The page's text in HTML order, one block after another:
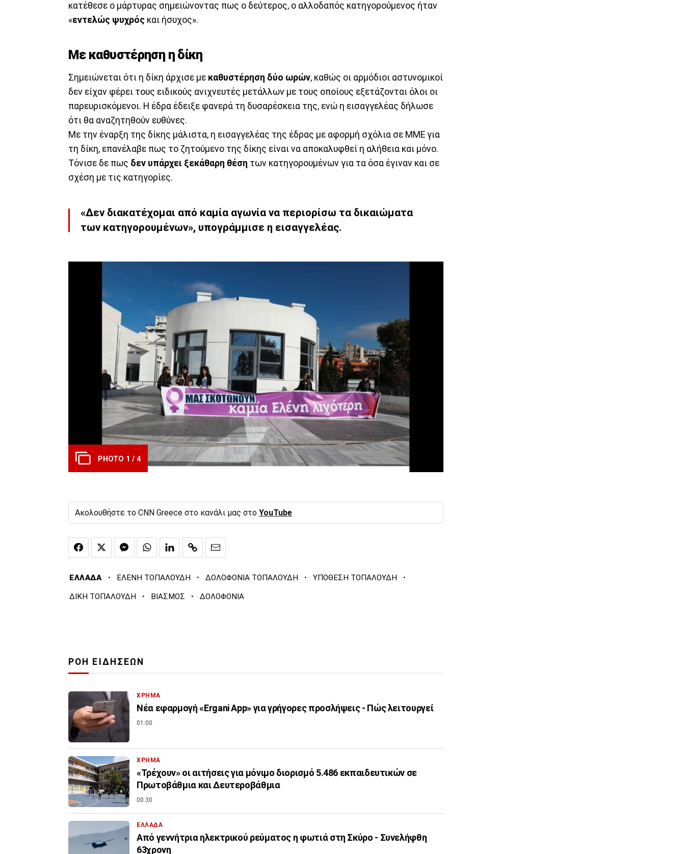
κατέθεσε ο μάρτυρας σημειώνοντας πως ο δεύτερος, ο αλλοδαπός κατηγορούμενος ήταν
«εντελώς ψυχρός και ήσυχος».
Με καθυστέρηση η δίκη
Σημειώνεται ότι η δίκη άρχισε με καθυστέρηση δύο ωρών, καθώς οι αρμόδιοι αστυνομικοί
δεν είχαν φέρει τους ειδικούς ανιχνευτές μετάλλων με τους οποίους εξετάζονται όλοι οι
παρευρισκόμενοι. Η έδρα έδειξε φανερά τη δυσαρέσκεια της, ενώ η εισαγγελέας δήλωσε
ότι θα αναζητηθούν ευθύνες.
Με την έναρξη της δίκης μάλιστα, η εισαγγελέας της έδρας με αφορμή σχόλια σε ΜΜΕ για
τη δίκη, επανέλαβε πως το ζητούμενο της δίκης είναι να αποκαλυφθεί η αλήθεια και μόνο.
Τόνισε δε πως δεν υπάρχει ξεκάθαρη θέση των κατηγορουμένων για τα όσα έγιναν και σε
σχέση με τις κατηγορίες.
«Δεν διακατέχομαι από καμία αγωνία να περιορίσω τα δικαιώματα
των κατηγορουμένων», υπογράμμισε η εισαγγελέας.
PHOTO 1 / 4
Ακολουθήστε το CNN Greece στο κανάλι μας στο YouTube
ΕΛΛΑΔΑ · ΕΛΕΝΗ ΤΟΠΑΛΟΥΔΗ · ΔΟΛΟΦΟΝΙΑ ΤΟΠΑΛΟΥΔΗ · ΥΠΟΘΕΣΗ ΤΟΠΑΛΟΥΔΗ ·
ΔΙΚΗ ΤΟΠΑΛΟΥΔΗ · ΒΙΑΣΜΟΣ · ΔΟΛΟΦΟΝΙΑ
ΡΟΗ ΕΙΔΗΣΕΩΝ
ΧΡΗΜΑ
Νέα εφαρμογή «Ergani App» για γρήγορες προσλήψεις - Πώς λειτουργεί
01:00
ΧΡΗΜΑ
«Τρέχουν» οι αιτήσεις για μόνιμο διορισμό 5.486 εκπαιδευτικών σε
Πρωτοβάθμια και Δευτεροβάθμια
00:30
ΕΛΛΑΔΑ
Από γεννήτρια ηλεκτρικού ρεύματος η φωτιά στη Σκύρο - Συνελήφθη
63χρονη